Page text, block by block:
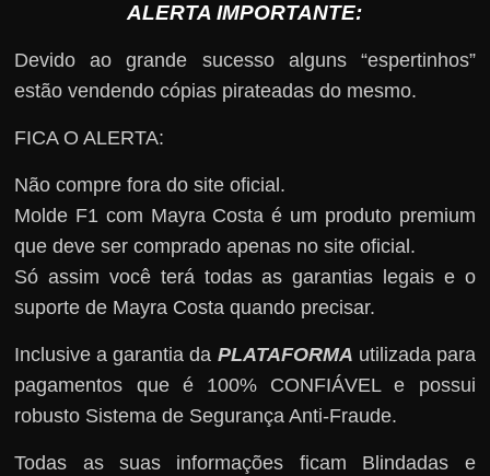
ALERTA IMPORTANTE:
Devido ao grande sucesso alguns “espertinhos”
estão vendendo cópias pirateadas do mesmo.
FICA O ALERTA:
Não compre fora do site oficial.
Molde F1 com Mayra Costa é um produto premium
que deve ser comprado apenas no site oficial.
Só assim você terá todas as garantias legais e o
suporte de Mayra Costa quando precisar.
Inclusive a garantia da PLATAFORMA utilizada para
pagamentos que é 100% CONFIÁVEL e possui
robusto Sistema de Segurança Anti-Fraude.
Todas as suas informações ficam Blindadas e